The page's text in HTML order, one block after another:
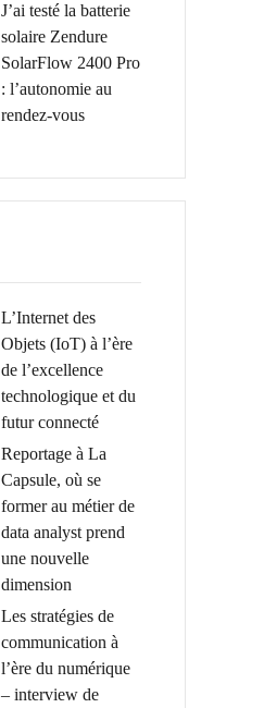
J’ai testé la batterie
solaire Zendure
SolarFlow 2400 Pro
: l’autonomie au
rendez-vous
L’Internet des
Objets (IoT) à l’ère
de l’excellence
technologique et du
futur connecté
Reportage à La
Capsule, où se
former au métier de
data analyst prend
une nouvelle
dimension
Les stratégies de
communication à
l’ère du numérique
– interview de